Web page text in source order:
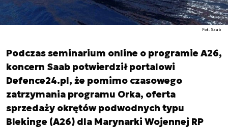
Fot. Saab
Podczas seminarium online o programie A26,
koncern Saab potwierdził portalowi
Defence24.pl, że pomimo czasowego
zatrzymania programu Orka, oferta
sprzedaży okrętów podwodnych typu
Blekinge (A26) dla Marynarki Wojennej RP